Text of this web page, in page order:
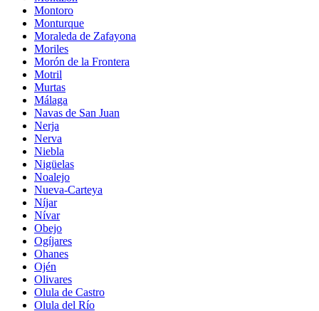
Montoro
Monturque
Moraleda de Zafayona
Moriles
Morón de la Frontera
Motril
Murtas
Málaga
Navas de San Juan
Nerja
Nerva
Niebla
Nigüelas
Noalejo
Nueva-Carteya
Níjar
Nívar
Obejo
Ogíjares
Ohanes
Ojén
Olivares
Olula de Castro
Olula del Río